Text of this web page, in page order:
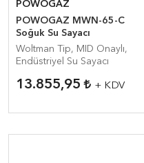
POWOGAZ
POWOGAZ MWN-65-C
Soğuk Su Sayacı
Woltman Tip, MID Onaylı,
Endüstriyel Su Sayacı
13.855,95 + KDV